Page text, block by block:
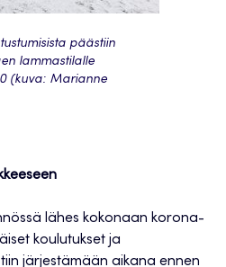
päästiin
lammastilalle
(kuva: Marianne
lähes kokonaan korona-
koulutukset ja
järjestämään aikana ennen